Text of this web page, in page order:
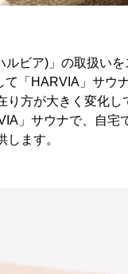
ビア)」の取扱いを
「HARVIA」サウ
方が大きく変化し
」サウナで、自宅
ます。